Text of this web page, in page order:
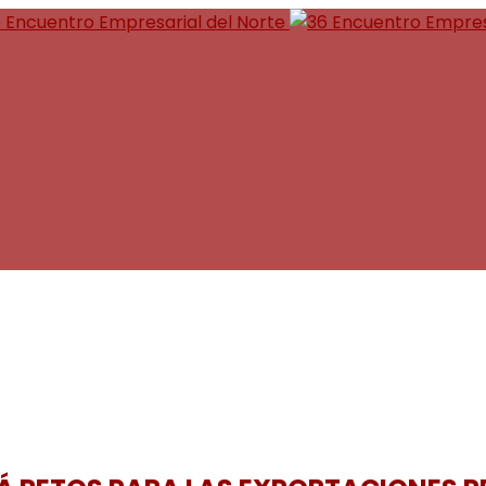
Encuentro Empresarial del Norte